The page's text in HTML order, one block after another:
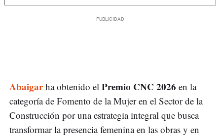
Abaigarha obtenido el Premio CNC 2026 en la
categoría de Fomento de la Mujer en el Sector de la
Construcción por una estrategia integral que busca
transformar la presencia femenina en las obras y en